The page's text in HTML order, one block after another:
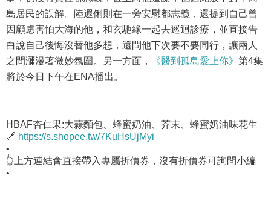
島居民的誤解。陸遐俐則在一旁安慰都志義，還提到自己曾
因顧慮害怕大海的他，和玄馳緣一起去巡迴診療，並直接告
白說自己後悔沒替他多想，還問他下次要不要同行，讓兩人
之間瀰漫著微妙氛圍。另一方面，
《醫到孤島愛上你》 第4集
將於今日下午在ENA播出。
HBAF杏仁果:大蒜麵包、蜂蜜奶油、芥末、蜂蜜奶油味花生
🔗 https://s.shopee.tw/7KuHsUjMyi
•
👆上方連結會直接帶入專屬折價券，沒有折價券可詢問小編
•